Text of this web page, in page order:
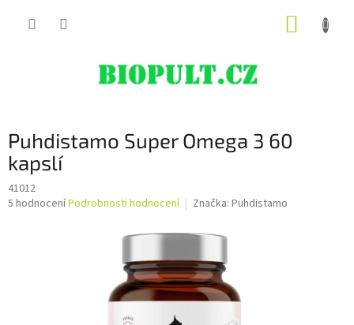
Puhdistamo Super Omega 3 60
kapslí
41012
Průměrné
5 hodnoceníPodrobnosti hodnocení Značka: Puhdistamo